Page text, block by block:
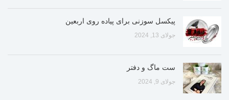
پیکسل سوزنی برای پیاده روی اربعین
جولای 13, 2024
ست ماگ و دفتر
جولای 9, 2024